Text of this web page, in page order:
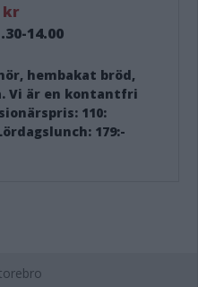
kr
14.00
hembakat bröd,
Vi är en kontantfri
110:
179:-